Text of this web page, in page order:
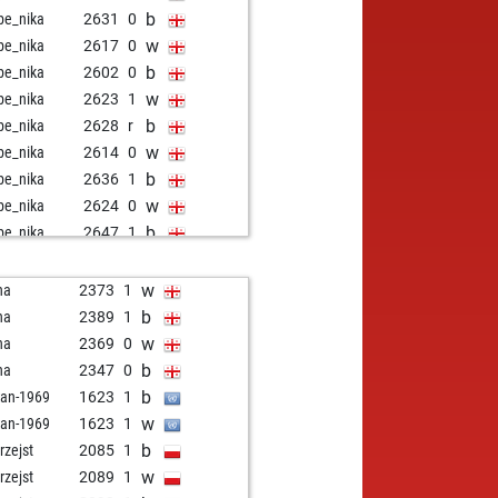
2631 0 b
2617 0 w
2602 0 b
2623 1 w
2628 r b
2614 0 w
2636 1 b
2624 0 w
2647 1 b
2622 0 b
2608 0 w
2592 0 b
2574 0 w
2593 1 b
2575 0 w
2556 0 b
2535 0 w
2373 1 w
2389 1 b
2369 0 w
2347 0 b
1969 1623 1 b
1969 1623 1 w
2085 1 b
2089 1 w